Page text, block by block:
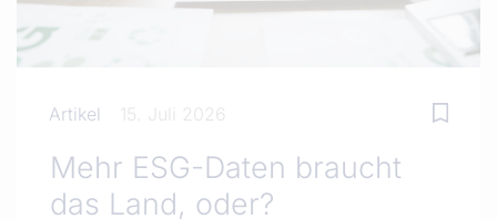
Artikel 15. Juli 2026
Mehr ESG-Daten braucht
das Land, oder?